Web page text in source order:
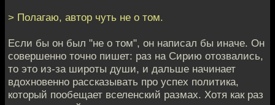
> Полагаю, автор чуть не о том.
Если бы он был "не о том", он написал бы иначе. Он
совершенно точно пишет: раз на Сирию отозвались,
то это из-за широты души, и дальше начинает
вдохновенно рассказывать про успех политика,
который пообещает вселенский размах. Хотя как раз